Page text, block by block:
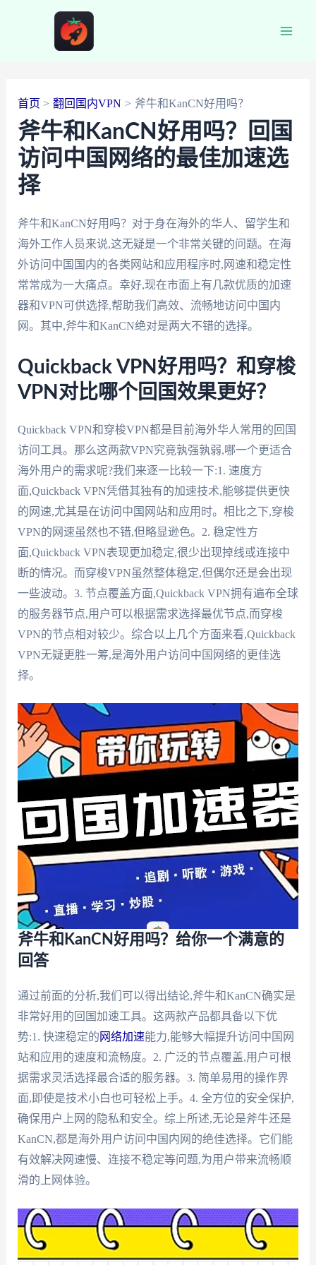
首页 翻回国内VPN 斧牛和KanCN好用吗？
斧牛和KanCN好用吗？回国
访问中国网络的最佳加速选
择
斧牛和KanCN好用吗？对于身在海外的华人、留学生和
海外工作人员来说,这无疑是一个非常关键的问题。在海
外访问中国国内的各类网站和应用程序时,网速和稳定性
常常成为一大痛点。幸好,现在市面上有几款优质的加速
器和VPN可供选择,帮助我们高效、流畅地访问中国内
网。其中,斧牛和KanCN绝对是两大不错的选择。
Quickback VPN好用吗？和穿梭
VPN对比哪个回国效果更好？
Quickback VPN和穿梭VPN都是目前海外华人常用的回国
访问工具。那么这两款VPN究竟孰强孰弱,哪一个更适合
海外用户的需求呢?我们来逐一比较一下:1. 速度方
面,Quickback VPN凭借其独有的加速技术,能够提供更快
的网速,尤其是在访问中国网站和应用时。相比之下,穿梭
VPN的网速虽然也不错,但略显逊色。2. 稳定性方
面,Quickback VPN表现更加稳定,很少出现掉线或连接中
断的情况。而穿梭VPN虽然整体稳定,但偶尔还是会出现
一些波动。3. 节点覆盖方面,Quickback VPN拥有遍布全球
的服务器节点,用户可以根据需求选择最优节点,而穿梭
VPN的节点相对较少。综合以上几个方面来看,Quickback
VPN无疑更胜一筹,是海外用户访问中国网络的更佳选
择。
斧牛和KanCN好用吗？给你一个满意的
回答
通过前面的分析,我们可以得出结论,斧牛和KanCN确实是
非常好用的回国加速工具。这两款产品都具备以下优
势:1. 快速稳定的 网络加速能力,能够大幅提升访问中国网
站和应用的速度和流畅度。2. 广泛的节点覆盖,用户可根
据需求灵活选择最合适的服务器。3. 简单易用的操作界
面,即使是技术小白也可轻松上手。4. 全方位的安全保护,
确保用户上网的隐私和安全。综上所述,无论是斧牛还是
KanCN,都是海外用户访问中国内网的绝佳选择。它们能
有效解决网速慢、连接不稳定等问题,为用户带来流畅顺
滑的上网体验。